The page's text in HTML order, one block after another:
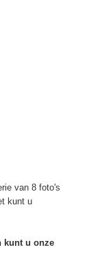
van 8 foto's
kunt u
kunt u onze